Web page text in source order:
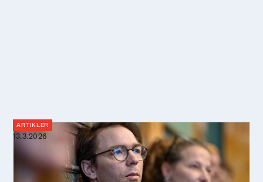
13.3.2026
ARTIKLER
Perspektiver bliver poesi: Forfatter
omsætter én dag om et hav i